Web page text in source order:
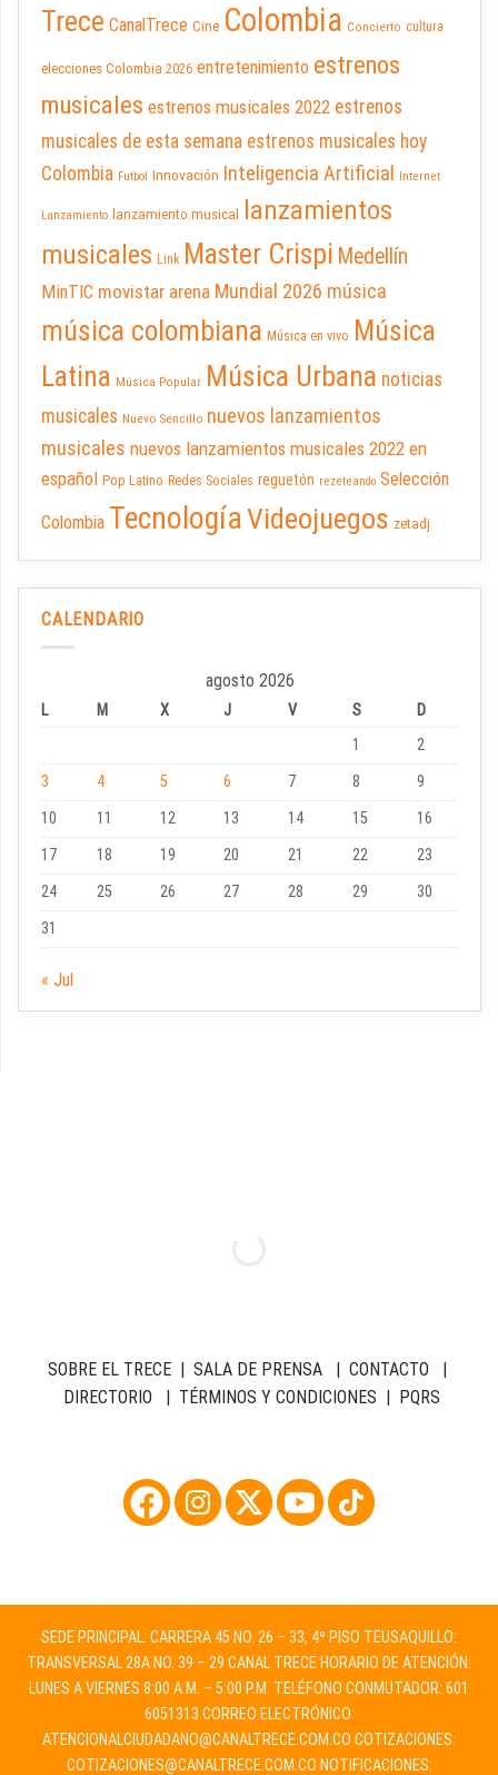
Trece CanalTrece Cine Colombia Concierto cultura
elecciones Colombia 2026 entretenimiento estrenos
musicales estrenos musicales 2022 estrenos
musicales de esta semana estrenos musicales hoy
Colombia Futbol Innovación Inteligencia Artificial Internet
Lanzamiento lanzamiento musical
lanzamientos
musicales Link Master Crispi Medellín
MinTIC movistar arena Mundial 2026 música
música colombiana Música en vivo Música
Latina Música Popular Música Urbana noticias
musicales Nuevo Sencillo nuevos lanzamientos
musicales nuevos lanzamientos musicales 2022 en
español Pop Latino Redes Sociales reguetón rezeteando Selección
Colombia TecnologíaVideojuegos zetadj
CALENDARIO
agosto 2026
L M X J V S
D
1
2
3
4 5 6 7 8
9
10
11 12 13 14 15
16
17
18 19 20 21 22
23
24
25 26 27 28 29
30
31
« Jul
SOBRE EL TRECE| SALA DE PRENSA| CONTACTO
DIRECTORIO
TÉRMINOS Y CONDICIONES PQRS
SEDE PRINCIPAL: CARRERA 45 NO. 26 – 33, 4º PISO TEUSAQUILLO:
TRANSVERSAL 28A NO. 39 – 29 CANAL TRECE HORARIO DE ATENCIÓN:
LUNES A VIERNES 8:00 A.M. – 5:00 P.M. TELÉFONO CONMUTADOR: 601
6051313 CORREO ELECTRÓNICO:
ATENCIONALCIUDADANO@CANALTRECE.COM.CO COTIZACIONES:
COTIZACIONES@CANALTRECE.COM.CO NOTIFICACIONES: